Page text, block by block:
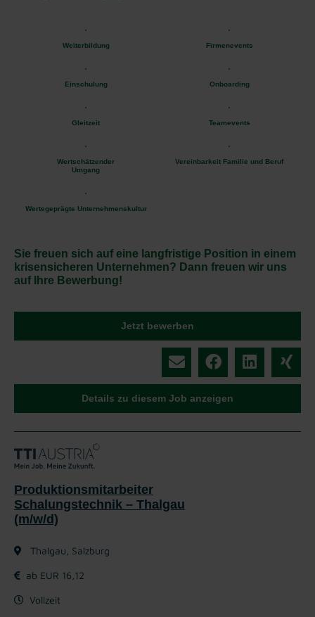
Weiterbildung Firmenevents
Einschulung Onboarding
Gleitzeit Teamevents
Wertschätzender
Umgang
Vereinbarkeit Familie und Beruf
Wertegeprägte Unternehmenskultur
Sie freuen sich auf eine langfristige Position in einem
krisensicheren Unternehmen? Dann freuen wir uns
auf Ihre Bewerbung!
Jetzt bewerben
Details zu diesem Job anzeigen
Produktionsmitarbeiter
Schalungstechnik – Thalgau
(m/w/d)
Thalgau, Salzburg
ab EUR 16,12
Vollzeit